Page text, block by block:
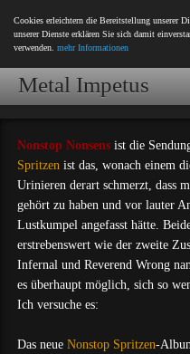
Cookies erleichtern die Bereitstellung unserer
unserer Dienste erklären Sie sich damit
verwenden. mehr Informationen
Metal Impetus
Nonstop Nonsens ist die
Spritzen ist das, wonach einem
Urinieren derart schmerzt, dass
gehört zu haben und vor lauter
Lustkumpel angefasst hätte.
erstrebenswert wie der zweite
Infernal und Reverend Wrong
es überhaupt möglich, sich so
Ich versuche es:
Das neue Nonstop Spritzen-